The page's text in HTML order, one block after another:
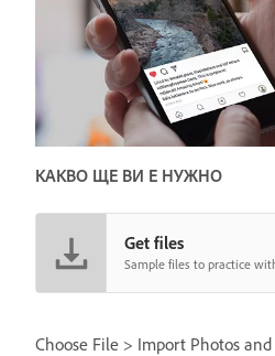
КАКВО ЩЕ ВИ Е НУЖНО
Get files
Sample files to practice
Choose File > Import Photos